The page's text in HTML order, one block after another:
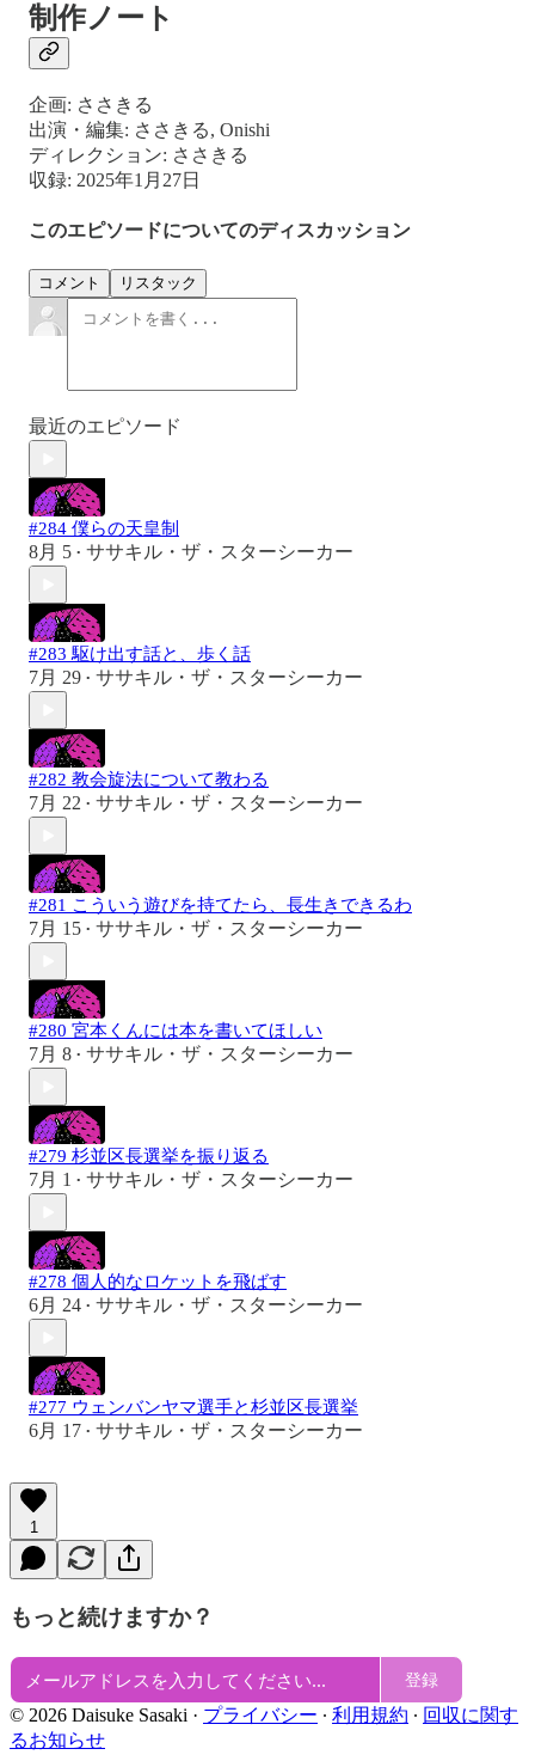
制作ノート
企画: ささきる
出演・編集: ささきる, Onishi
ディレクション: ささきる
収録: 2025年1月27日
このエピソードについてのディスカッション
コメント リスタック
最近のエピソード
#284 僕らの天皇制
8月 5 • ササキル・ザ・スターシーカー
#283 駆け出す話と、歩く話
7月 29 • ササキル・ザ・スターシーカー
#282 教会旋法について教わる
7月 22 • ササキル・ザ・スターシーカー
#281 こういう遊びを持てたら、長生きできるわ
7月 15 • ササキル・ザ・スターシーカー
#280 宮本くんには本を書いてほしい
7月 8 • ササキル・ザ・スターシーカー
#279 杉並区長選挙を振り返る
7月 1 • ササキル・ザ・スターシーカー
#278 個人的なロケットを飛ばす
6月 24 • ササキル・ザ・スターシーカー
#277 ウェンバンヤマ選手と杉並区長選挙
6月 17 • ササキル・ザ・スターシーカー
1
もっと続けますか？
登録
© 2026 Daisuke Sasaki · プライバシー ∙ 利用規約 ∙ 回収に関す
るお知らせ